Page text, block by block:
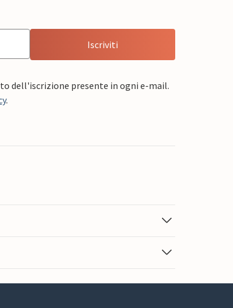
Iscriviti
dell'iscrizione presente in ogni e-mail.
.